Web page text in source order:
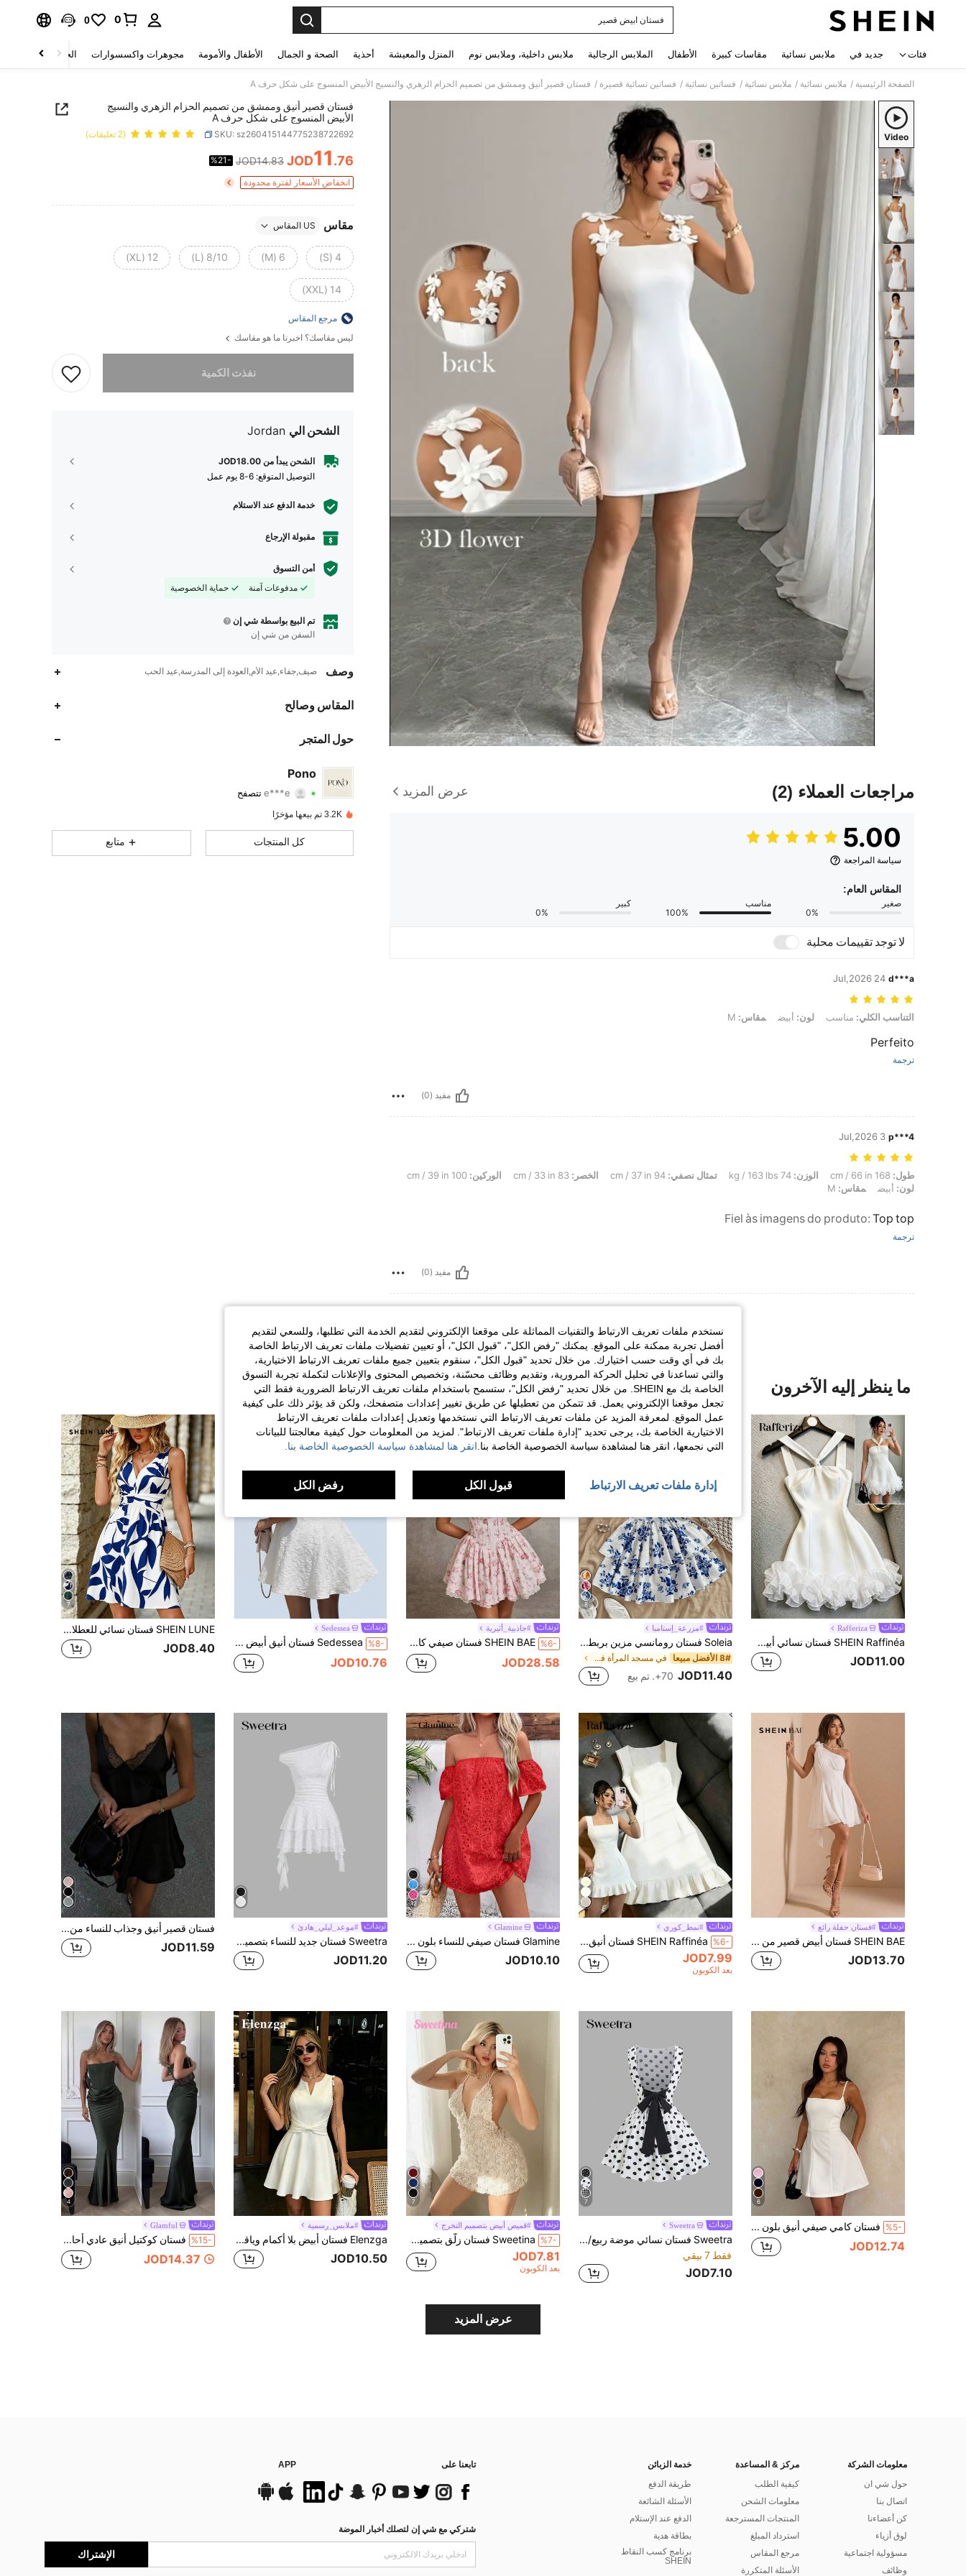
فستان ابيض قصير
0
0
فئات جديد في ملابس نسائية مقاسات كبيرة الأطفال الملابس الرجالية ملابس داخلية، وملابس نوم المنزل والمعيشة أحذية الصحة و الجمال الأطفال والأمومة مجوهرات واكسسوارات الحقائب والأمتعة
الصفحة الرئيسية / ملابس نسائية / ملابس نسائية / فساتين نسائية / فساتين نسائية قصيرة / فستان قصير أنيق وممشق من تصميم الحزام الزهري والنسيج الأبيض المنسوج على شكل حرف A
Video
مراجعات العملاء (2) عرض المزيد
5.00
سياسة المراجعة
المقاس العام:
صغير
0%
مناسب
100%
كبير
0%
لا توجد تقييمات محلية
d***a
24 Jul,2026
التناسب الكلي: مناسب, لون: أبيض, مقاس: M
التناسب الكلي: مناسب لون: أبيض مقاس:
Perfeito
ترجمة
مفيد (0)
p***4
3 Jul,2026
طول: 168 cm / 66 in, الوزن: 74 kg / 163 lbs, تمثال نصفي: 94 cm / 37 in, الخصر: 83 cm / 33 in, الوركين: 100 cm / 39 in, لون: أبيض, مقاس: M
طول: الوزن: تمثال نصفي: الخصر: الوركين:
لون: أبيض مقاس:
Fiel às imagens do produto: Top top
ترجمة
مفيد (0)
فستان قصير أنيق وممشق من تصميم الحزام الزهري والنسيج
الأبيض المنسوج على شكل حرف A
SKU: sz260415144775238722692 (2 تعليقات)
PRICE AND AVAILABILITY
JOD11.76
JOD14.83
%21-
انخفاض الأسعار لفترة محدودة
مقاس US المقاس
4 (S)
6 (M)
8/10 (L)
12 (XL)
14 (XXL)
مرجع المقاس
ليس مقاسك؟ اخبرنا ما هو مقاسك
نفذت الكمية
الشحن الي Jordan
الشحن يبدأ من JOD18.00
التوصيل المتوقع: 6-8 يوم عمل
خدمة الدفع عند الاستلام
مقبولة الإرجاع
أمن التسوق
مدفوعات آمنة
حماية الخصوصية
تم البيع بواسطة شي إن
السفن من شي إن
وصف صيف,جفاء,عيد الأم,العودة إلى المدرسة,عيد الحب
المقاس وصالح
حول المتجر
Pono
4.72 تقييم 20قطع
4.72
20
583
3.2K تم بيعها مؤخرًا
كل المنتجات متابع
ما ينظر إليه الآخرون
Rafferiza
SHEIN Raffinéa فستان نسائي أبيض مكشوف الكتفين ضيق مع حافة مكشكشة، عصري للربيع/الصيف، كاجوال الشاطئ والعطلات، أسلوب الشارع، الارتداء اليومي، اجتماعات العمل، المواعيد الرومانسية
JOD11.00
8
#مزرعة_إستامبا
Soleia فستان رومانسي مزين بربطة عنق ذات لون أزرق وأبيض مائي عتيق، مناسب للعطلات
8# الأفضل مبيعا في مسجد المرأة فساتين ميني
JOD11.40 70+. تم بيع
#جاذبية_أثيرية
%6- SHEIN BAE فستان صيفي كاجوال للحفلات للنساء باللون الوردي مع نقوش زهرية، بكتف مكشوف وتفاصيل كشكشة ودانتيل بتصميم أميرة، فساتين كوكتيل رسمية باللون الوردي السادة ونقوش زهرية صغيرة
JOD28.58
Sedessea
%8- Sedessea فستان أنيق أبيض للربيع/الصيف بتصميم قصير مصمم بنسيج مُنسوج مع ربطة عنق وظهر مكشوف للنساء للحفلات
JOD10.76
7
SHEIN LUNE فستان نسائي للعطلات بطبعة زهرية وياقة على شكل حرف V وأكمام بدون أكمام مع طيات
JOD8.40
#فستان حفلة رائع
SHEIN BAE فستان أبيض قصير من الشيفون غير متماثل الكشكشة، فستان أبيض خفيف مناسب، للنساء في فصل الربيع/الصيف، عودة إلى المدرسة، موسم التخرج، أبيض نقي، ملابس ضيف الزفاف، فستان أنيق وبسيط وجذاب، فستان أنيق، ملابس ضيف الزفاف، للعطلات والمواعيد
JOD13.70
#نمط_كوري
%6- SHEIN Raffinéa فستان أنيق للنساء بياقة مربعة بدون أكمام أبيض مطوي ومكسر الذيل، مناسب لعيد الحب والمواعيد الصيفية
JOD7.99
بعد الكوبون
12
Glamine
Glamine فستان صيفي للنساء بلون أحادي مع فتحة للكتف وتطريز مفرغ ذو طول قصير مناسب للعطلات والشاطئ
JOD10.10
#موعد_ليلي_هادئ
Sweetra فستان جديد للنساء بتصميم دانتيل غير متماثل
JOD11.20
فستان قصير أنيق وجذاب للنساء من Roviva بتصميم صيفي مع حمالات رفيعة وتفاصيل دانتيل مرقعة وقصة A-خط، مناسب للعمل والتنقل اليومي، زي المدرسة، العطلات، حفلات التجمعات، الملابس الصيفية الكاجوال، إجازة الشاطئ، السفر، المواعيد، وحفل التخرج
JOD11.59
6
%5- فستان كامي صيفي أنيق بلون موحد مع حزام خصر، مثير وبسيط وعملي للشاطئ والعطلات، العودة إلى المدرسة، الزفاف، المكتب، العطلات، أعياد الميلاد
JOD12.74
7
Sweetra
Sweetra فستان نسائي موضة ربيع/صيف فرنسي رومانسي حلو بنقاط بولكا بدون أكمام بياقة قارب ظهر مكشوف مثير بألوان متباينة ربطة فيونكة عند الخصر بقصة A-خط للخروجات الكاجوال
فقط 7 بيقي
JOD7.10
7
#قميص أبيض بتصميم التخرج
%7- Sweetina فستان زلّق بتصميم V عميق مزخرف بالأزهار وطول ميني
JOD7.81
بعد الكوبون
#ملابس_رسمية
Elenzga فستان أبيض بلا أكمام وياقة على شكل حرف V وخصر مربوط، تصميم وشاح الخصر، أنيق بطراز فرنسي، مخفف وملائم، متعدد الاستخدامات للعمل والمواعيد
JOD10.50
4
Glamful
%15- فستان كوكتيل أنيق عادي أحادي اللون بظهر مكشوف، فستان سهرة رسمي أنيق مناسب لحضور حفلات الزفاف، العطلات، المواعيد
JOD14.37
عرض المزيد
معلومات الشركة
حول شي ان
اتصال بنا
كن أعضاءنا
لوق أزياء
مسؤولية اجتماعية
وظائف
مركز & المساعدة
كيفية الطلب
معلومات الشحن
المنتجات المسترجعة
استرداد المبلغ
مرجع المقاس
الأسئلة المتكررة
خدمة الزبائن
طريقة الدفع
الأسئلة الشائعة
الدفع عند الإستلام
بطاقة هدية
برنامج كسب النقاط
SHEIN
تابعنا على APP
شتركي مع شي إن لتصلك أخبار الموضة
الإشتراك
نستخدم ملفات تعريف الارتباط والتقنيات المماثلة على موقعنا الإلكتروني لتقديم الخدمة التي تطلبها، وللسعي لتقديم
أفضل تجربة ممكنة على الموقع. يمكنك "رفض الكل"، "قبول الكل"، أو تعيين تفضيلات ملفات تعريف الارتباط الخاصة
بك في أي وقت حسب اختيارك. من خلال تحديد "قبول الكل"، سنقوم بتعيين جميع ملفات تعريف الارتباط الاختيارية،
والتي تساعدنا في تحليل الحركة المرورية، وتقديم وظائف محسّنة، وتخصيص المحتوى والإعلانات لتكملة تجربة التسوق
الخاصة بك مع SHEIN. من خلال تحديد "رفض الكل"، ستسمح باستخدام ملفات تعريف الارتباط الضرورية فقط التي
تجعل موقعنا الإلكتروني يعمل. قد تتمكن من تعطيلها عن طريق تغيير إعدادات متصفحك، ولكن قد يؤثر ذلك على كيفية
عمل الموقع. لمعرفة المزيد عن ملفات تعريف الارتباط التي نستخدمها وتعديل إعدادات ملفات تعريف الارتباط
الاختيارية الخاصة بك، يرجى تحديد "إدارة ملفات تعريف الارتباط". لمزيد من المعلومات حول كيفية معالجتنا للبيانات
التي نجمعها، انقر هنا لمشاهدة سياسة الخصوصية الخاصة بنا. انقر هنا لمشاهدة سياسة الخصوصية الخاصة بنا.
إدارة ملفات تعريف الارتباط قبول الكل رفض الكل